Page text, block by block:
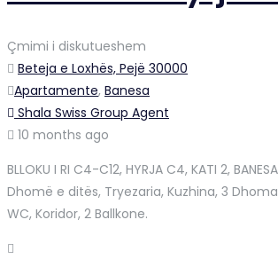
Çmimi i diskutueshem
Beteja e Loxhës, Pejë 30000
Apartamente, Banesa
Shala Swiss Group Agent
10 months ago
BLLOKU I RI C4-C12, HYRJA C4, KATI 2,
Dhomë e ditës, Tryezaria, Kuzhina, 3 Dhoma
WC, Koridor, 2 Ballkone.